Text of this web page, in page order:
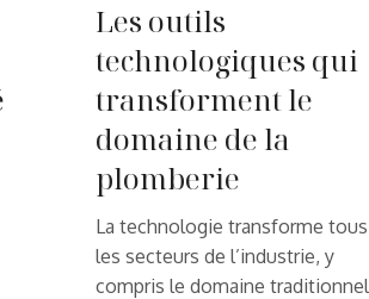
Les outils
technologiques qui
transforment le
domaine de la
plomberie
La technologie transforme tous
les secteurs de l’industrie, y
compris le domaine traditionnel